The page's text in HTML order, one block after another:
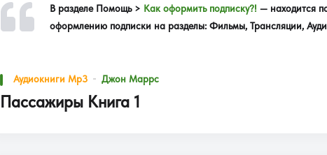
В разделе Помощь > Как оформить подписку?! — находится
оформлению подписки на разделы: Фильмы, Трансляции,
Аудиокниги Mp3 Джон Маррс
Пассажиры Книга 1